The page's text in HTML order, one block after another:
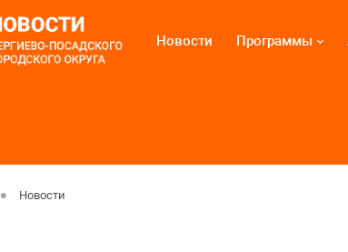
Новости Программы
Новости